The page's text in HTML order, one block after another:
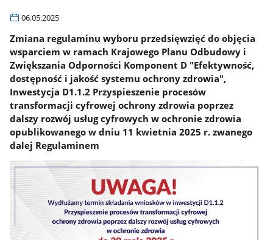
06.05.2025
Zmiana regulaminu wyboru przedsięwzięć do objęcia
wsparciem w ramach Krajowego Planu Odbudowy i
Zwiększania Odporności Komponent D "Efektywność,
dostępność i jakość systemu ochrony zdrowia",
Inwestycja D1.1.2 Przyspieszenie procesów
transformacji cyfrowej ochrony zdrowia poprzez
dalszy rozwój usług cyfrowych w ochronie zdrowia
opublikowanego w dniu 11 kwietnia 2025 r. zwanego
dalej Regulaminem